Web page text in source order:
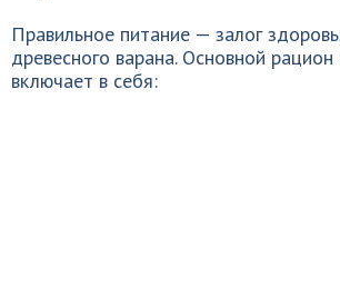
Правильное питание — залог
древесного варана. Основной
включает в себя: